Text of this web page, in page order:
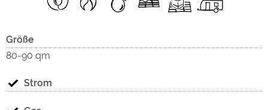
Größe
80-90 qm
Strom